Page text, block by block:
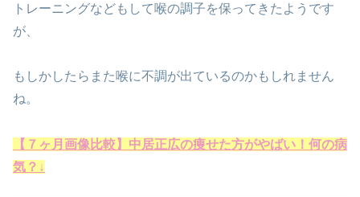
トレーニングなどもして喉の調子を保ってきたようです
が、
もしかしたらまた喉に不調が出ているのかもしれません
ね。
【７ヶ月画像比較】中居正広の痩せた方がやばい！何の病
気？↓